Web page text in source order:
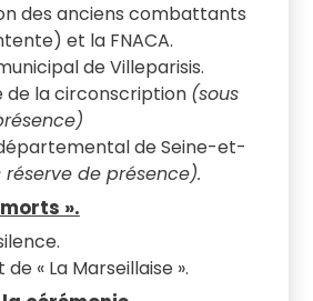
des anciens combattants
et la FNACA.
de Villeparisis.
de la circonscription (sous
de Seine-et-
réserve de présence).
».
« La Marseillaise ».